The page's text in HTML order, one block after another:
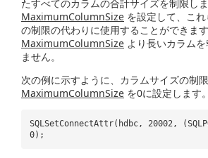
たすべてのカラムの合計サイズを制限しま
MaximumColumnSize を設定して、こ
の制限の代わりに使用することができま
MaximumColumnSize より長いカラム
ません。
次の例に示すように、カラムサイズの制限
MaximumColumnSize を0に設定します。
SQLSetConnectAttr(hdbc, 20002,
0);